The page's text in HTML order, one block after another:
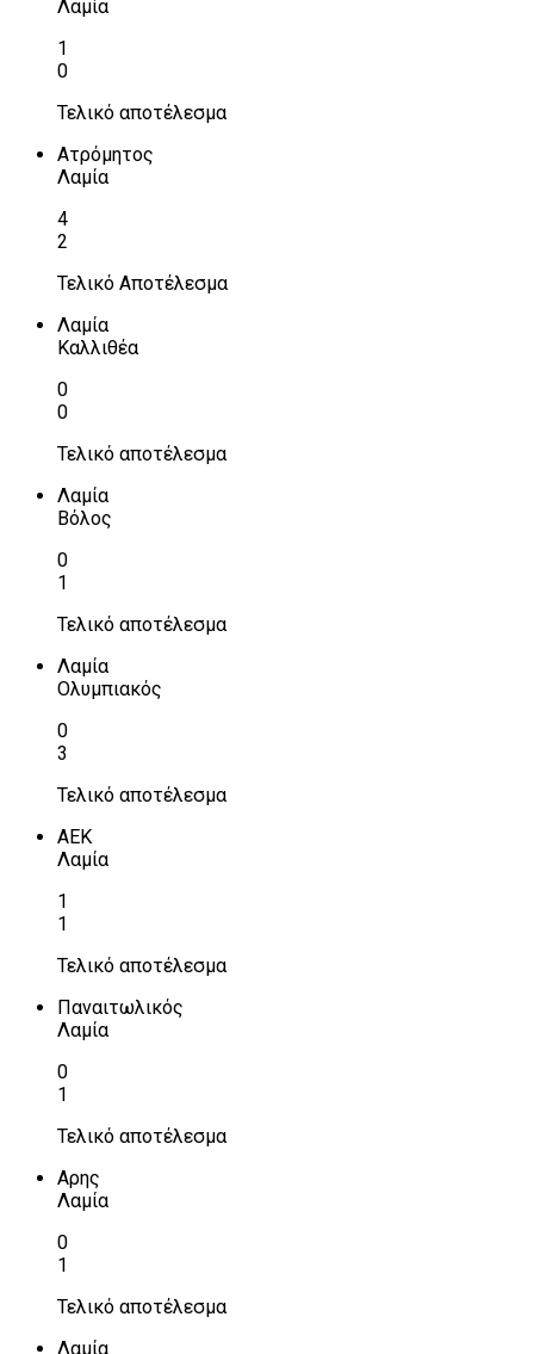
Λαμία
1
0
Τελικό αποτέλεσμα
Ατρόμητος
Λαμία
4
2
Τελικό Αποτέλεσμα
Λαμία
Καλλιθέα
0
0
Τελικό αποτέλεσμα
Λαμία
Βόλος
0
1
Τελικό αποτέλεσμα
Λαμία
Ολυμπιακός
0
3
Τελικό αποτέλεσμα
ΑΕΚ
Λαμία
1
1
Τελικό αποτέλεσμα
Παναιτωλικός
Λαμία
0
1
Τελικό αποτέλεσμα
Αρης
Λαμία
0
1
Τελικό αποτέλεσμα
Λαμία